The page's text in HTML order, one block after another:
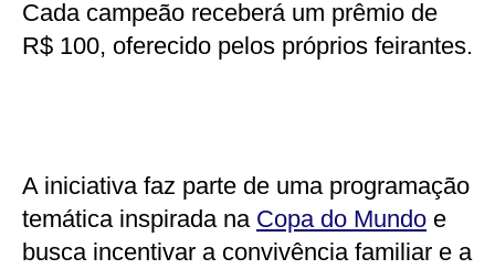
Cada campeão receberá um prêmio de
R$ 100, oferecido pelos próprios feirantes.
A iniciativa faz parte de uma programação
temática inspirada na Copa do Mundo e
busca incentivar a convivência familiar e a